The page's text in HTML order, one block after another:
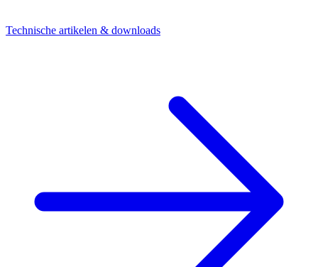
Technische artikelen & downloads